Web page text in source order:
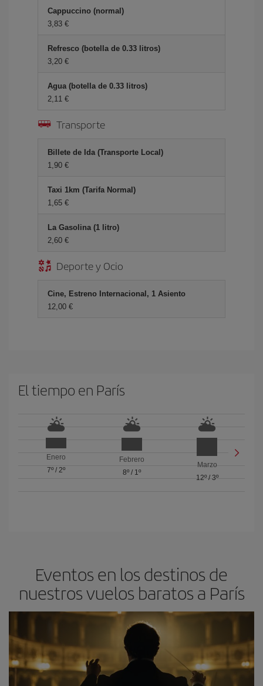
Cappuccino (normal)
3,83 €
Refresco (botella de 0.33 litros)
3,20 €
Agua (botella de 0.33 litros)
2,11 €
Transporte
Billete de Ida (Transporte Local)
1,90 €
Taxi 1km (Tarifa Normal)
1,65 €
La Gasolina (1 litro)
2,60 €
Deporte y Ocio
Cine, Estreno Internacional, 1 Asiento
12,00 €
El tiempo en París
Enero
7º/ 2º
Febrero
8º/ 1º
Marzo
12º/ 3º
Eventos en los destinos de
nuestros vuelos baratos a París